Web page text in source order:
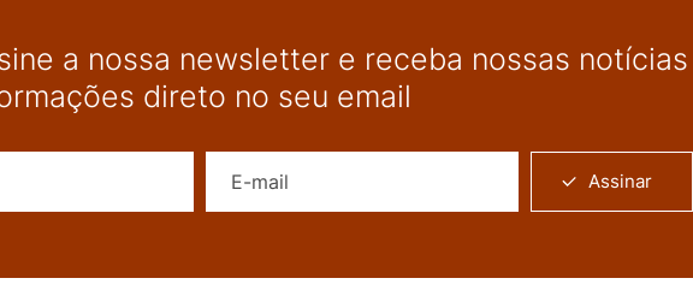
a nossa newsletter e receba nossas
direto no seu email
Assinar